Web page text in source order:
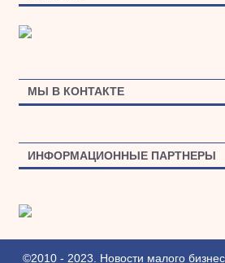
МЫ В КОНТАКТЕ
ИНФОРМАЦИОННЫЕ ПАРТНЕРЫ
©2010 - 2023. Новости малого